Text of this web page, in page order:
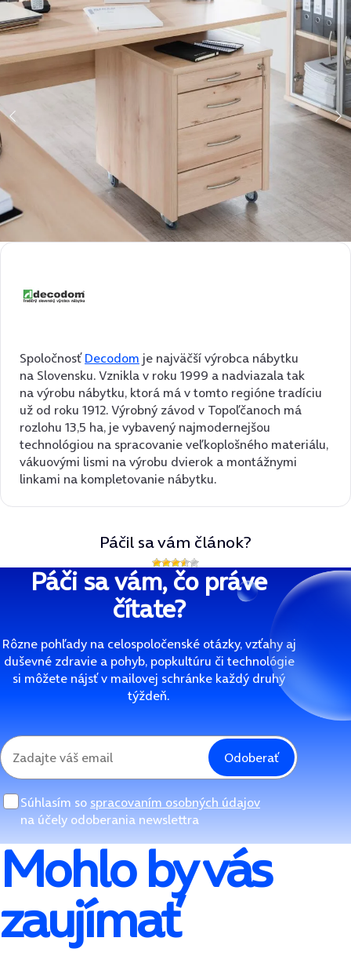
SpoločnosťDecodom je najväčší výrobca nábytku
na Slovensku. Vznikla v roku 1999 a nadviazala tak
na výrobu nábytku, ktorá má v tomto regióne tradíciu
už od roku 1912. Výrobný závod v Topoľčanoch má
rozlohu 13,5 ha, je vybavený najmodernejšou
technológiou na spracovanie veľkoplošného materiálu,
vákuovými lismi na výrobu dvierok a montážnymi
linkami na kompletovanie nábytku.
Páčil sa vám článok?
Páči sa vám, čo práve
čítate?
Rôzne pohľady na celospoločenské otázky, vzťahy aj
duševné zdravie a pohyb, popkultúru či technológie
si môžete nájsť v mailovej schránke každý druhý
týždeň.
Odoberať
Súhlasím so spracovaním osobných údajov
na účely odoberania newslettra
Mohlo by vás
zaujímať